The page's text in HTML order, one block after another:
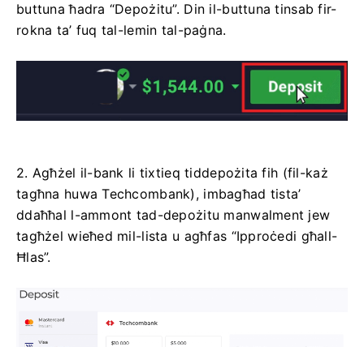
buttuna ħadra “Depożitu”. Din il-buttuna tinsab fir-
rokna ta’ fuq tal-lemin tal-paġna.
2. Agħżel il-bank li tixtieq tiddepożita fih (fil-każ
tagħna huwa Techcombank), imbagħad tista’
ddaħħal l-ammont tad-depożitu manwalment jew
tagħżel wieħed mil-lista u agħfas “Ipproċedi għall-
Ħlas”.